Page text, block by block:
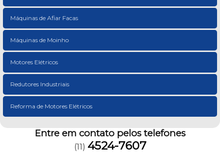
Máquinas de Afiar Facas
Máquinas de Moinho
Motores Elétricos
Redutores Industriais
Reforma de Motores Elétricos
Entre em contato pelos telefones
(11) 4524-7607